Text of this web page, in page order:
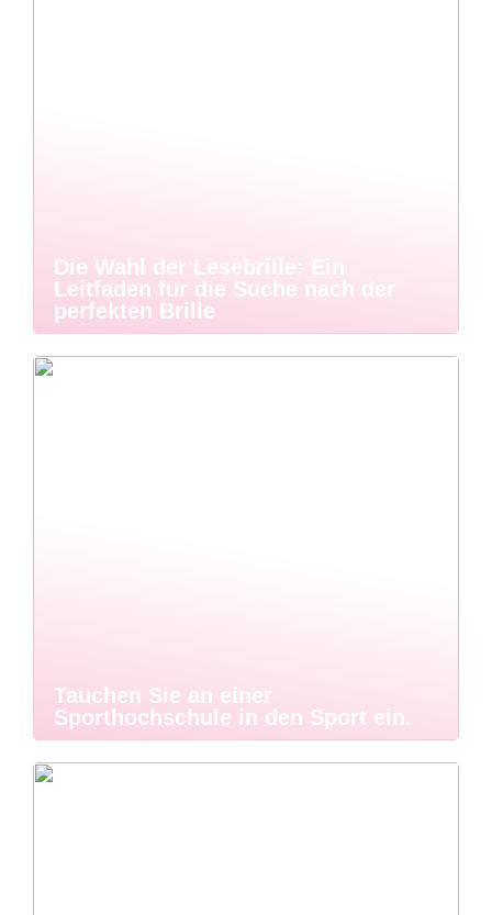
Die Wahl der Lesebrille: Ein
Leitfaden für die Suche nach der
perfekten Brille
Tauchen Sie an einer
Sporthochschule in den Sport ein.